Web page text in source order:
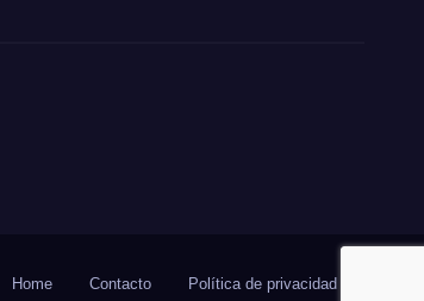
Home Contacto Política de privacidad